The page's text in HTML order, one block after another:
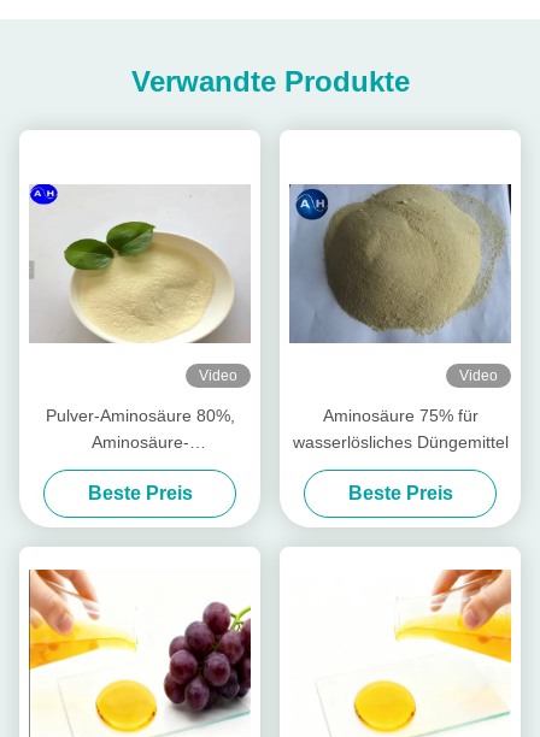
Verwandte Produkte
Video
Pulver-Aminosäure 80%,
Aminosäure-
Landwirtschafts-Düngemittel
regen Wurzel-Wachstum an
Beste Preis
Video
Aminosäure 75% für
wasserlösliches Düngemittel
Beste Preis